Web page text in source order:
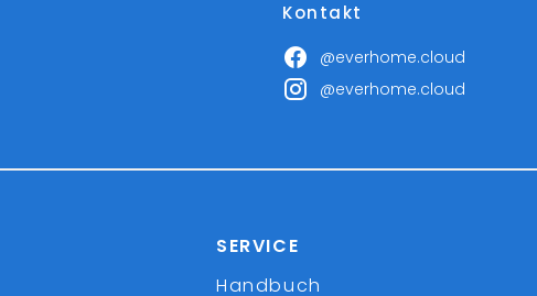
Kontakt
@everhome.cloud
@everhome.cloud
SERVICE
Handbuch